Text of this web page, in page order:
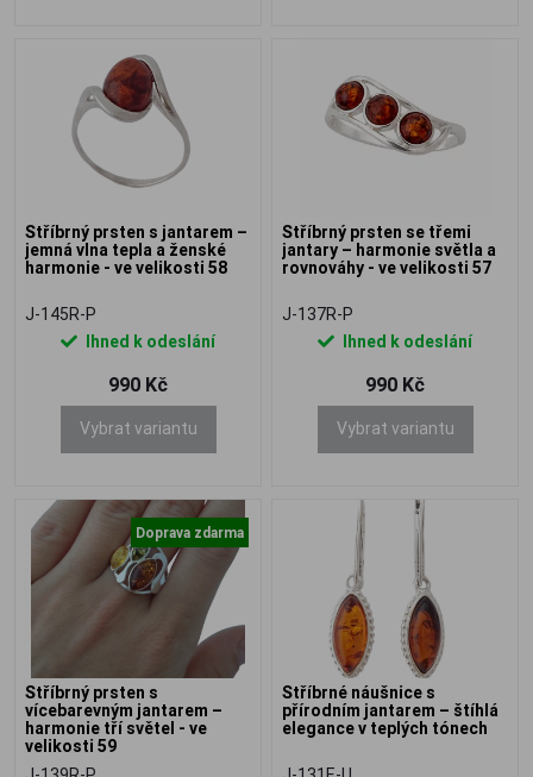
Stříbrný prsten s jantarem –
jemná vlna tepla a ženské
harmonie - ve velikosti 58
J-145R-P
Ihned k odeslání
990 Kč
Vybrat variantu
Stříbrný prsten se třemi
jantary – harmonie světla a
rovnováhy - ve velikosti 57
J-137R-P
Ihned k odeslání
990 Kč
Vybrat variantu
Doprava zdarma
Stříbrný prsten s
vícebarevným jantarem –
harmonie tří světel - ve
velikosti 59
Stříbrné náušnice s
přírodním jantarem – štíhlá
elegance v teplých tónech